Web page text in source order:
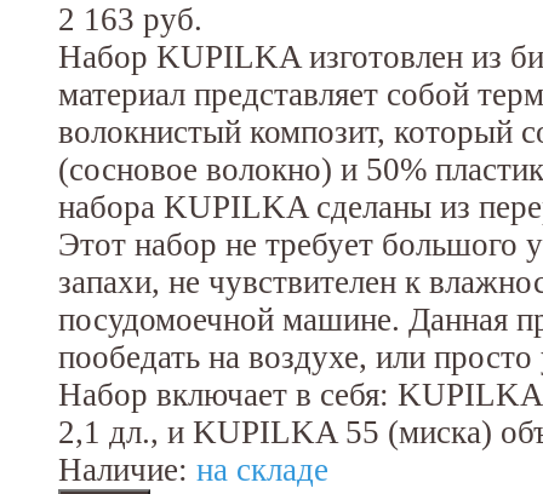
2 163 руб.
Набор KUPILKA изготовлен из
материал представляет собой
волокнистый композит, который
(сосновое волокно) и 50%
набора KUPILKA сделаны из
Этот набор не требует большого
запахи, не чувствителен к
посудомоечной машине. Данная
пообедать на воздухе, или
Набор включает в себя:
2,1 дл., и KUPILKA 55 (миска)
Наличие: на складе